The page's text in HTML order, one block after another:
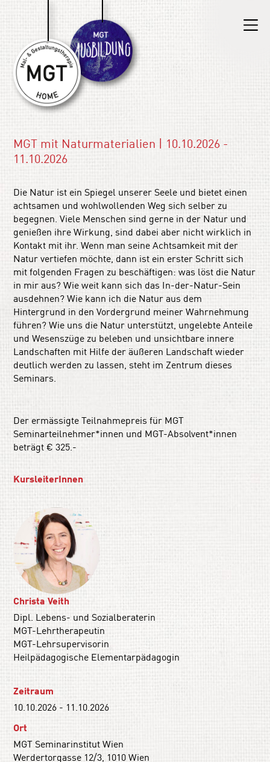
MGT mit Naturmaterialien | 10.10.2026 -
11.10.2026
Die Natur ist ein Spiegel unserer Seele und bietet einen
achtsamen und wohlwollenden Weg sich selber zu
begegnen. Viele Menschen sind gerne in der Natur und
genießen ihre Wirkung, sind dabei aber nicht wirklich in
Kontakt mit ihr. Wenn man seine Achtsamkeit mit der
Natur vertiefen möchte, dann ist ein erster Schritt sich
mit folgenden Fragen zu beschäftigen: was löst die Natur
in mir aus? Wie weit kann sich das In-der-Natur-Sein
ausdehnen? Wie kann ich die Natur aus dem
Hintergrund in den Vordergrund meiner Wahrnehmung
führen? Wie uns die Natur unterstützt, ungelebte Anteile
und Wesenszüge zu beleben und unsichtbare innere
Landschaften mit Hilfe der äußeren Landschaft wieder
deutlich werden zu lassen, steht im Zentrum dieses
Seminars.
Der ermässigte Teilnahmepreis für MGT
Seminarteilnehmer*innen und MGT-Absolvent*innen
beträgt € 325.-
KursleiterInnen
Christa Veith
Dipl. Lebens- und Sozialberaterin
MGT-Lehrtherapeutin
MGT-Lehrsupervisorin
Heilpädagogische Elementarpädagogin
Zeitraum
10.10.2026 - 11.10.2026
Ort
MGT Seminarinstitut Wien
Werdertorgasse 12/3, 1010 Wien